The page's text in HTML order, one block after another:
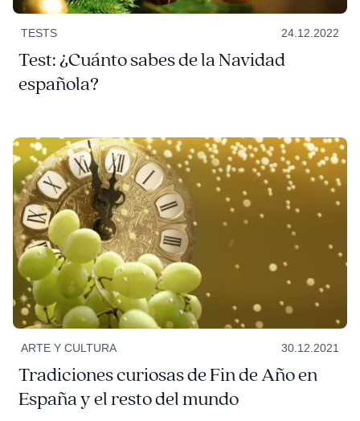
TESTS 24.12.2022
Test: ¿Cuánto sabes de la Navidad
española?
ARTE Y CULTURA 30.12.2021
Tradiciones curiosas de Fin de Año en
España y el resto del mundo